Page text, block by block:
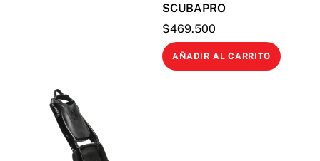
SCUBAPRO
$469.500
AÑADIR AL CARRITO